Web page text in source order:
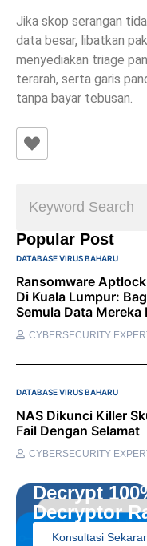
Jika skop serangan
data besar, libatkan
menyediakan triage
terarah, serta garis
tanpa bayar tebusan.
Popular Post
DATABASE VIRUS BAHARU
Ransomware
Di Kuala Lumpur:
Semula Data Mereka
CYBERSECURITY
DATABASE VIRUS BAHARU
NAS Dikunci Killer
Fail Dengan Selamat
CYBERSECURITY
Decrypt
Decryptor
Konsultasi